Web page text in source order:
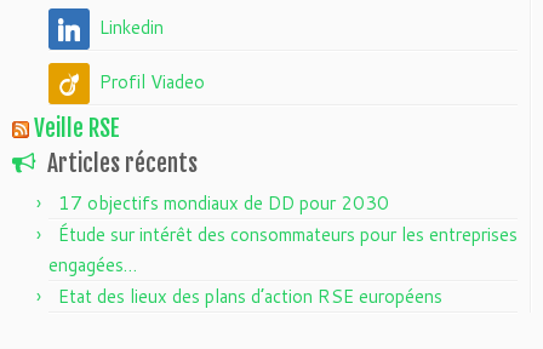
Linkedin
Profil Viadeo
Veille RSE
Articles récents
17 objectifs mondiaux de DD pour 2030
Étude sur intérêt des consommateurs pour les entreprises
engagées…
Etat des lieux des plans d’action RSE européens